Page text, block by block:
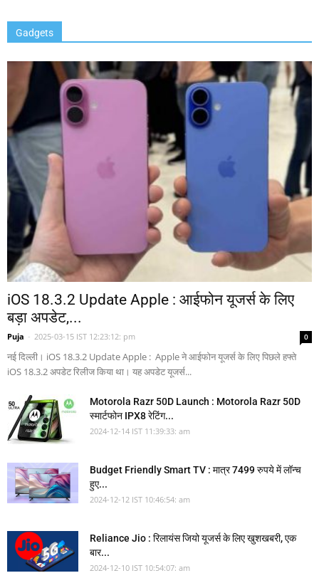
Gadgets
iOS 18.3.2 Update Apple : आईफोन यूजर्स के लिए
बड़ा अपडेट,...
Puja - 2025-03-15 IST 12:23:12: pm 0
नई दिल्ली। iOS 18.3.2 Update Apple : Apple ने आईफोन यूजर्स के लिए पिछले हफ्ते
iOS 18.3.2 अपडेट रिलीज किया था। यह अपडेट यूजर्स...
Motorola Razr 50D Launch : Motorola Razr 50D
स्मार्टफोन IPX8 रेटिंग...
2024-12-14 IST 11:39:33: am
Budget Friendly Smart TV : मात्र 7499 रुपये में लॉन्च
हुए...
2024-12-12 IST 10:46:54: am
Reliance Jio : रिलायंस जियो यूजर्स के लिए खुशखबरी, एक
बार...
2024-12-10 IST 10:54:07: am